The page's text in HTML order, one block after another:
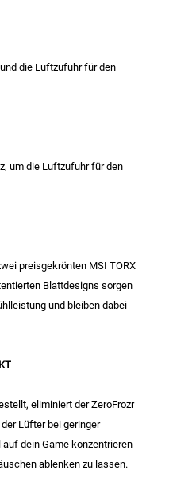
gek.
die Luftzufuhr für den
um die Luftzufuhr für den
preisgekrönten MSI TORX
Blattdesigns sorgen
und bleiben dabei
eliminiert der ZeroFrozr
Lüfter bei geringer
dein Game konzentrieren
ablenken zu lassen.